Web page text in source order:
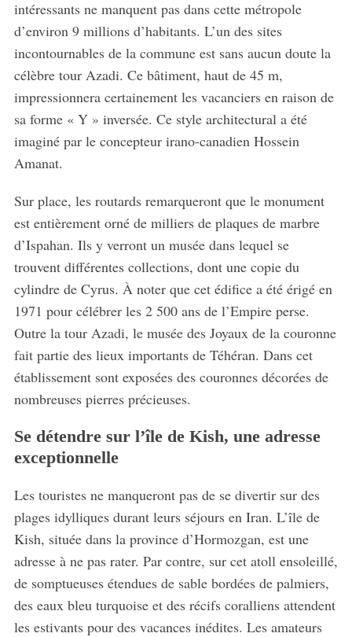
intéressants ne manquent pas dans cette métropole
d’environ 9 millions d’habitants. L’un des sites
incontournables de la commune est sans aucun doute la
célèbre tour Azadi. Ce bâtiment, haut de 45 m,
impressionnera certainement les vacanciers en raison de
sa forme « Y » inversée. Ce style architectural a été
imaginé par le concepteur irano-canadien Hossein
Amanat.
Sur place, les routards remarqueront que le monument
est entièrement orné de milliers de plaques de marbre
d’Ispahan. Ils y verront un musée dans lequel se
trouvent différentes collections, dont une copie du
cylindre de Cyrus. À noter que cet édifice a été érigé en
1971 pour célébrer les 2 500 ans de l’Empire perse.
Outre la tour Azadi, le musée des Joyaux de la couronne
fait partie des lieux importants de Téhéran. Dans cet
établissement sont exposées des couronnes décorées de
nombreuses pierres précieuses.
Se détendre sur l’île de Kish, une adresse
exceptionnelle
Les touristes ne manqueront pas de se divertir sur des
plages idylliques durant leurs séjours en Iran. L’île de
Kish, située dans la province d’Hormozgan, est une
adresse à ne pas rater. Par contre, sur cet atoll ensoleillé,
de somptueuses étendues de sable bordées de palmiers,
des eaux bleu turquoise et des récifs coralliens attendent
les estivants pour des vacances inédites. Les amateurs
r
c
o
r
: